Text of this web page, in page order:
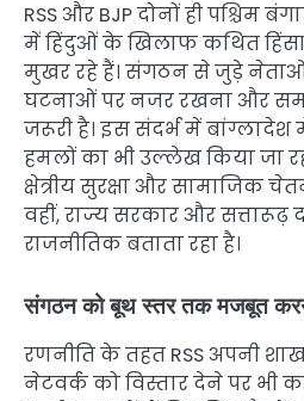
RSS और BJP दोनों ही पश्चिम
में हिंदुओं के खिलाफ कथित
मुखर रहे हैं। संगठन से जुड़े
घटनाओं पर नजर रखना और
जरूरी है। इस संदर्भ में बांग्लादेश
हमलों का भी उल्लेख किया जा
क्षेत्रीय सुरक्षा और सामाजिक
वहीं, राज्य सरकार और
राजनीतिक बताता रहा है।
संगठन को बूथ स्तर तक मजबूत
रणनीति के तहत RSS अपनी
नेटवर्क को विस्तार देने पर भी